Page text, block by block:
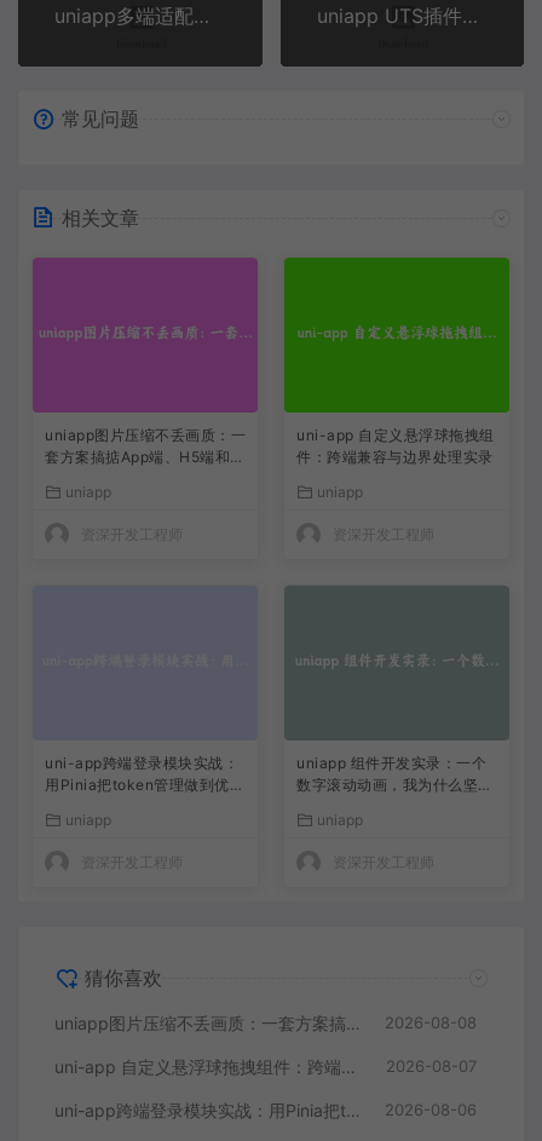
uniapp多端适配精要：条件编译与动态主题切换实战
uniapp UTS插件开发实录：把手机震动与加速度计打包成跨端API
常见问题
相关文章
uniapp图片压缩不丢画质：一
套方案搞掂App端、H5端和小
uniapp
资深开发工程师
uni-app 自定义悬浮球拖拽组
件：跨端兼容与边界处理实录
uniapp
资深开发工程师
uni-app跨端登录模块实战：
用Pinia把token管理做到优雅
uniapp
资深开发工程师
uniapp 组件开发实录：一个
数字滚动动画，我为什么坚决
uniapp
资深开发工程师
猜你喜欢
uniapp图片压缩不丢画质：一套方案搞掂App端、H5端和小程序端 2026-08-08
uni-app 自定义悬浮球拖拽组件：跨端兼容与边界处理实录 2026-08-07
uni-app跨端登录模块实战：用Pinia把token管理做到优雅且持久 2026-08-06